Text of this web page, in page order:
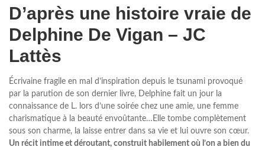
D’après une histoire vraie de
Delphine De Vigan – JC
Lattès
Écrivaine fragile en mal d’inspiration depuis le tsunami provoqué
par la parution de son dernier livre, Delphine fait un jour la
connaissance de L. lors d’une soirée chez une amie, une femme
charismatique à la beauté envoûtante…Elle tombe complètement
sous son charme, la laisse entrer dans sa vie et lui ouvre son cœur.
Un récit intime et déroutant, construit habilement où l’on a bien du